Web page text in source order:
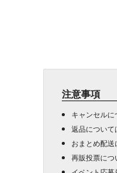
注意事項
キャンセルに
返品について
おまとめ配送
再販投票につ